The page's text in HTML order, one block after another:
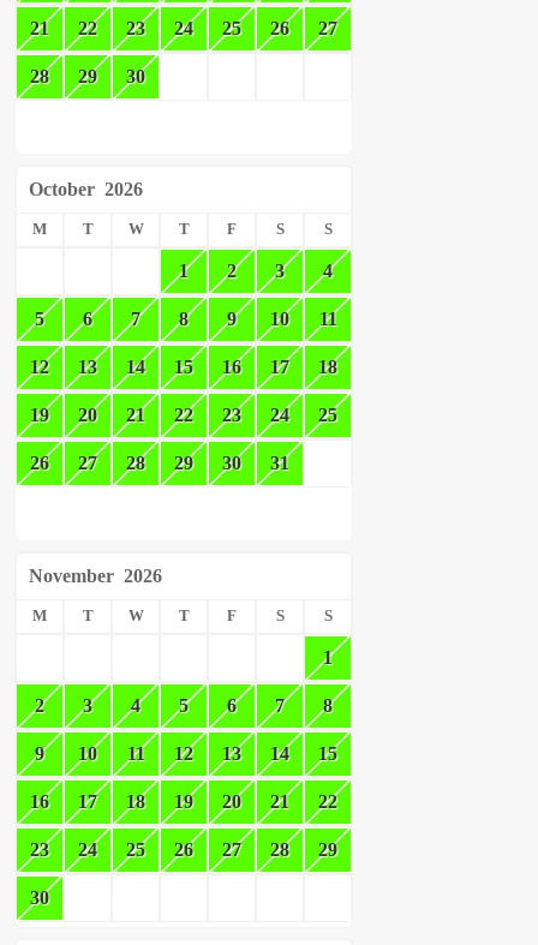
21 22 23 24 25 26 27
28 29 30
October 2026
M T W T F S S
1 2 3 4
5 6 7 8 9 10 11
12 13 14 15 16 17 18
19 20 21 22 23 24 25
26 27 28 29 30 31
November 2026
M T W T F S S
1
2 3 4 5 6 7 8
9 10 11 12 13 14 15
16 17 18 19 20 21 22
23 24 25 26 27 28 29
30